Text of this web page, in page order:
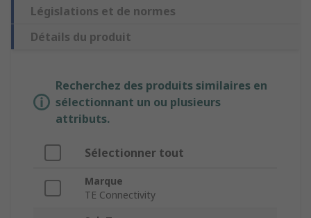
Législations et de normes
Détails du produit
Recherchez des produits similaires en
sélectionnant un ou plusieurs
attributs.
Sélectionner tout
Marque
TE Connectivity